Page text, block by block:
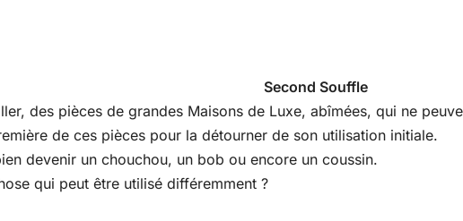
Second Souffle
des pièces de grandes Maisons de Luxe, abîmées, qui ne
de ces pièces pour la détourner de son utilisation initiale.
devenir un chouchou, un bob ou encore un coussin.
qui peut être utilisé différemment ?